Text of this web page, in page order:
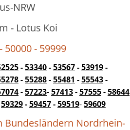
NRW
- Lotus Koi
- 59999
-53340-53567-53919-
-55288-55481 -55543-
-57223-57413-57555-58644
59329-59457-59519-59609
Bundesländern Nordrhein-